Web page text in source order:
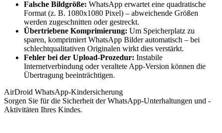
Falsche Bildgröße: WhatsApp erwartet eine quadratische
Format (z. B. 1080x1080 Pixel) – abweichende Größen
werden zugeschnitten oder gestreckt.
Übertriebene Komprimierung: Um Speicherplatz zu
sparen, komprimiert WhatsApp Bilder automatisch – bei
schlechtqualitativen Originalen wirkt dies verstärkt.
Fehler bei der Upload-Prozedur: Instabile
Internetverbindung oder veraltete App-Version können die
Übertragung beeinträchtigen.
AirDroid WhatsApp-Kindersicherung
Sorgen Sie für die Sicherheit der WhatsApp-Unterhaltungen und -
Aktivitäten Ihres Kindes.